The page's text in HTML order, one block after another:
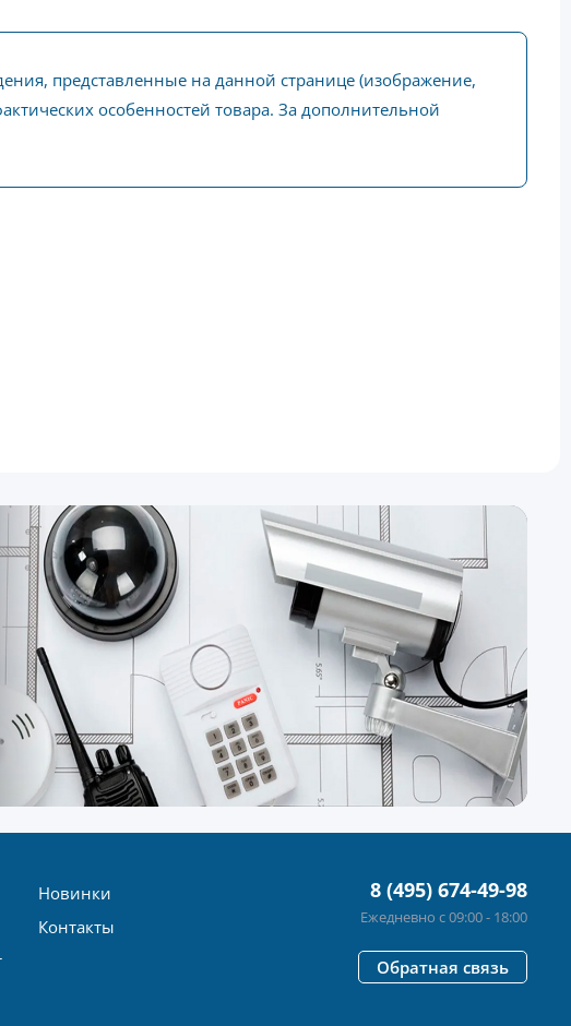
представленные на данной странице (изображение,
особенностей товара. За дополнительной
Новинки
Контакты
8 (495) 674-49-98
Ежедневно с 09:00 - 18:00
Обратная связь